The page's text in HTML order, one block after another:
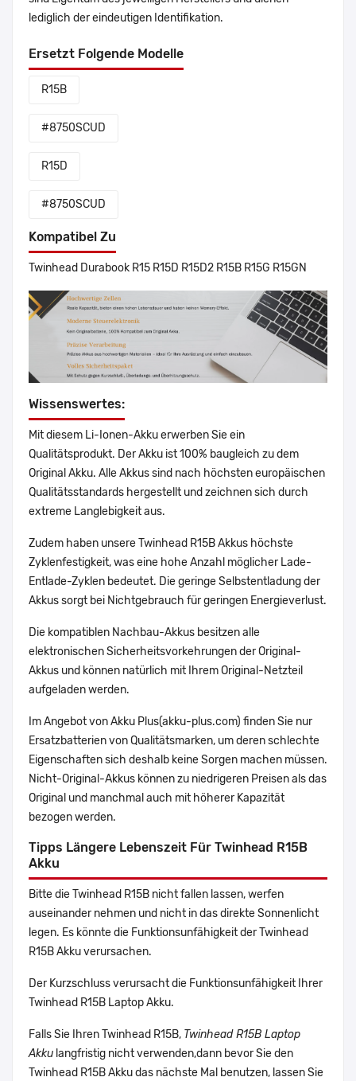
lediglich der eindeutigen Identifikation.
Ersetzt Folgende Modelle
R15B
#8750SCUD
R15D
#8750SCUD
Kompatibel Zu
Twinhead Durabook R15 R15D R15D2 R15B R15G R15GN
Wissenswertes:
Mit diesem Li-Ionen-Akku erwerben Sie ein
Qualitätsprodukt. Der Akku ist 100% baugleich zu dem
Original Akku. Alle Akkus sind nach höchsten europäischen
Qualitätsstandards hergestellt und zeichnen sich durch
extreme Langlebigkeit aus.
Zudem haben unsere Twinhead R15B Akkus höchste
Zyklenfestigkeit, was eine hohe Anzahl möglicher Lade-
Entlade-Zyklen bedeutet. Die geringe Selbstentladung der
Akkus sorgt bei Nichtgebrauch für geringen Energieverlust.
Die kompatiblen Nachbau-Akkus besitzen alle
elektronischen Sicherheitsvorkehrungen der Original-
Akkus und können natürlich mit Ihrem Original-Netzteil
aufgeladen werden.
Im Angebot von Akku Plus(akku-plus.com) finden Sie nur
Ersatzbatterien von Qualitätsmarken, um deren schlechte
Eigenschaften sich deshalb keine Sorgen machen müssen.
Nicht-Original-Akkus können zu niedrigeren Preisen als das
Original und manchmal auch mit höherer Kapazität
bezogen werden.
Tipps Längere Lebenszeit Für Twinhead R15B
Akku
Bitte die Twinhead R15B nicht fallen lassen, werfen
auseinander nehmen und nicht in das direkte Sonnenlicht
legen. Es könnte die Funktionsunfähigkeit der Twinhead
R15B Akku verursachen.
Der Kurzschluss verursacht die Funktionsunfähigkeit Ihrer
Twinhead R15B Laptop Akku.
Falls Sie Ihren Twinhead R15B, Twinhead R15B Laptop
Akku langfristig nicht verwenden,dann bevor Sie den
Twinhead R15B Akku das nächste Mal benutzen, lassen Sie